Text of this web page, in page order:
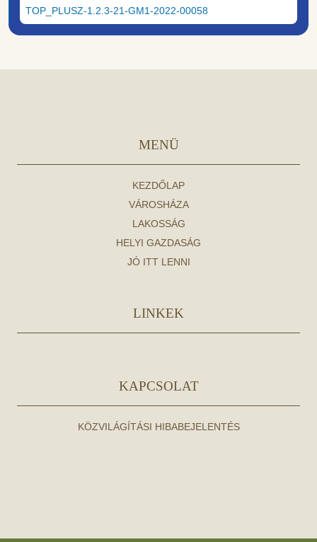
TOP_PLUSZ-1.2.3-21-GM1-2022-00058
MENÜ
KEZDŐLAP
VÁROSHÁZA
LAKOSSÁG
HELYI GAZDASÁG
JÓ ITT LENNI
LINKEK
KAPCSOLAT
KÖZVILÁGÍTÁSI HIBABEJELENTÉS